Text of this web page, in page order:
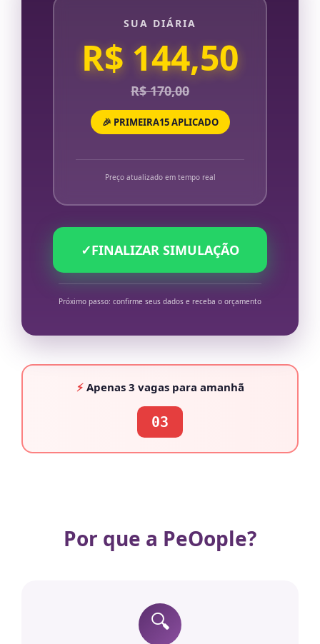
SUA DIÁRIA
R$ 144,50
R$ 170,00
🎉 PRIMEIRA15 APLICADO
Preço atualizado em tempo real
✓FINALIZAR SIMULAÇÃO
Próximo passo: confirme seus dados e receba o orçamento
⚡Apenas 3 vagaspara amanhã
03
Por que a PeOople?
🔍